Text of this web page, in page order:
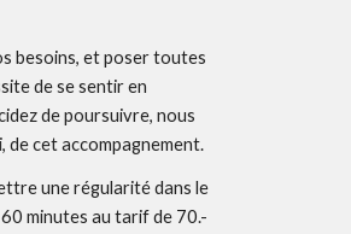
besoins, et poser toutes
de se sentir en
de poursuivre, nous
de cet accompagnement.
une régularité dans le
60 minutesau tarif de 70.-